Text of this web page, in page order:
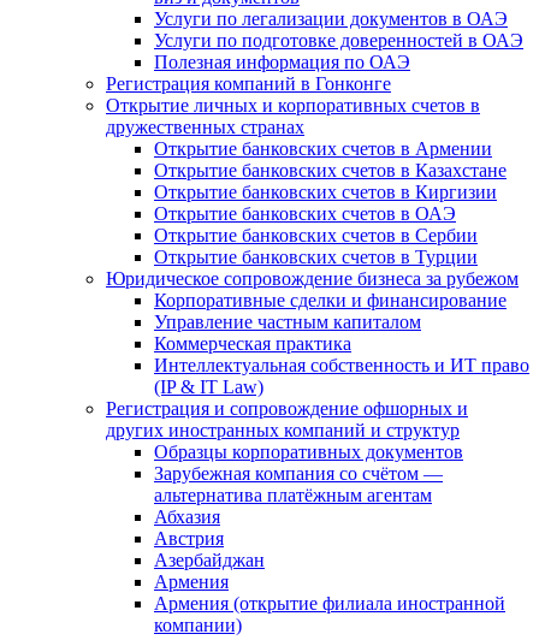
Услуги по легализации документов в ОАЭ
Услуги по подготовке доверенностей в ОАЭ
Полезная информация по ОАЭ
Регистрация компаний в Гонконге
Открытие личных и корпоративных счетов в
дружественных странах
Открытие банковских счетов в Армении
Открытие банковских счетов в Казахстане
Открытие банковских счетов в Киргизии
Открытие банковских счетов в ОАЭ
Открытие банковских счетов в Сербии
Открытие банковских счетов в Турции
Юридическое сопровождение бизнеса за рубежом
Корпоративные сделки и финансирование
Управление частным капиталом
Коммерческая практика
Интеллектуальная собственность и ИТ право
(IP & IT Law)
Регистрация и сопровождение офшорных и
других иностранных компаний и структур
Образцы корпоративных документов
Зарубежная компания со счётом —
альтернатива платёжным агентам
Абхазия
Австрия
Азербайджан
Армения
Армения (открытие филиала иностранной
компании)